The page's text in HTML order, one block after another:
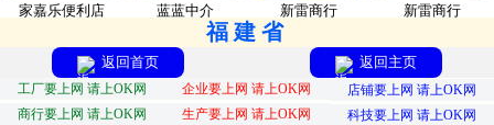
家嘉乐便利店 蓝蓝中介 新雷商行 新雷商行
福建省
返回首页 返回主页
工厂要上网 请上OK网 企业要上网 请上OK网
店铺要上网 请上OK网
商行要上网 请上OK网
生产要上网 请上OK网
科技要上网 请上OK网